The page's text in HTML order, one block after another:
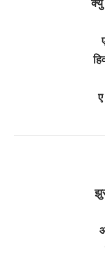
क्यु
ए